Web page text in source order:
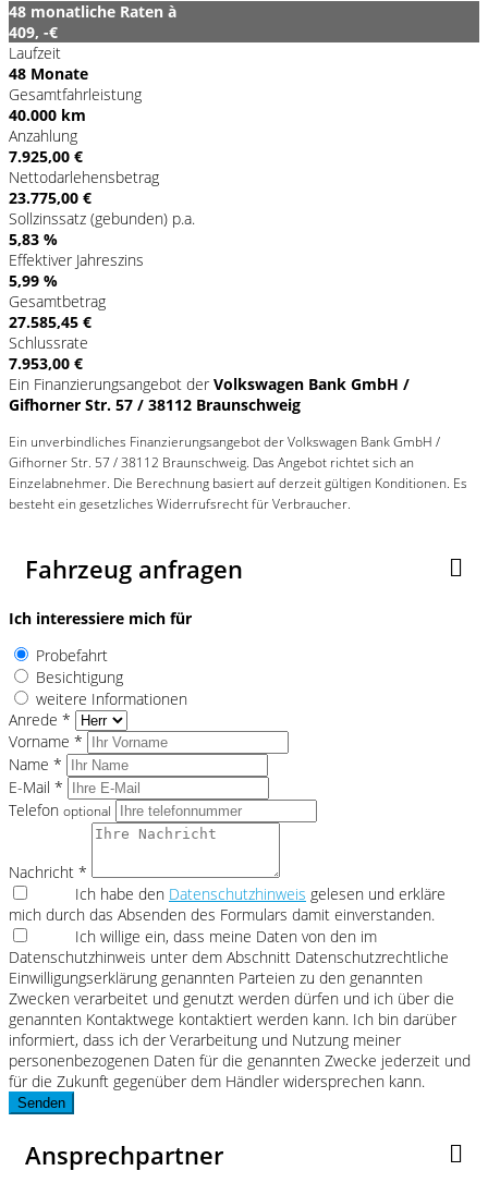
48 monatliche Raten à
409, -€
Laufzeit
48 Monate
Gesamtfahrleistung
40.000 km
Anzahlung
7.925,00 €
Nettodarlehensbetrag
23.775,00 €
Sollzinssatz (gebunden) p.a.
5,83 %
Effektiver Jahreszins
5,99 %
Gesamtbetrag
27.585,45 €
Schlussrate
7.953,00 €
Ein Finanzierungsangebot der Volkswagen Bank GmbH /
Gifhorner Str. 57 / 38112 Braunschweig
Ein unverbindliches Finanzierungsangebot der Volkswagen Bank GmbH /
Gifhorner Str. 57 / 38112 Braunschweig. Das Angebot richtet sich an
Einzelabnehmer. Die Berechnung basiert auf derzeit gültigen Konditionen. Es
besteht ein gesetzliches Widerrufsrecht für Verbraucher.
Fahrzeug anfragen
Ich interessiere mich für
Probefahrt
Besichtigung
weitere Informationen
Anrede *
Vorname *
Name *
E-Mail *
Telefon optional
Nachricht *
Ich habe den Datenschutzhinweis gelesen und erkläre
mich durch das Absenden des Formulars damit einverstanden.
Ich willige ein, dass meine Daten von den im
Datenschutzhinweis unter dem Abschnitt Datenschutzrechtliche
Einwilligungserklärung genannten Parteien zu den genannten
Zwecken verarbeitet und genutzt werden dürfen und ich über die
genannten Kontaktwege kontaktiert werden kann. Ich bin darüber
informiert, dass ich der Verarbeitung und Nutzung meiner
personenbezogenen Daten für die genannten Zwecke jederzeit und
für die Zukunft gegenüber dem Händler widersprechen kann.
Senden
Ansprechpartner